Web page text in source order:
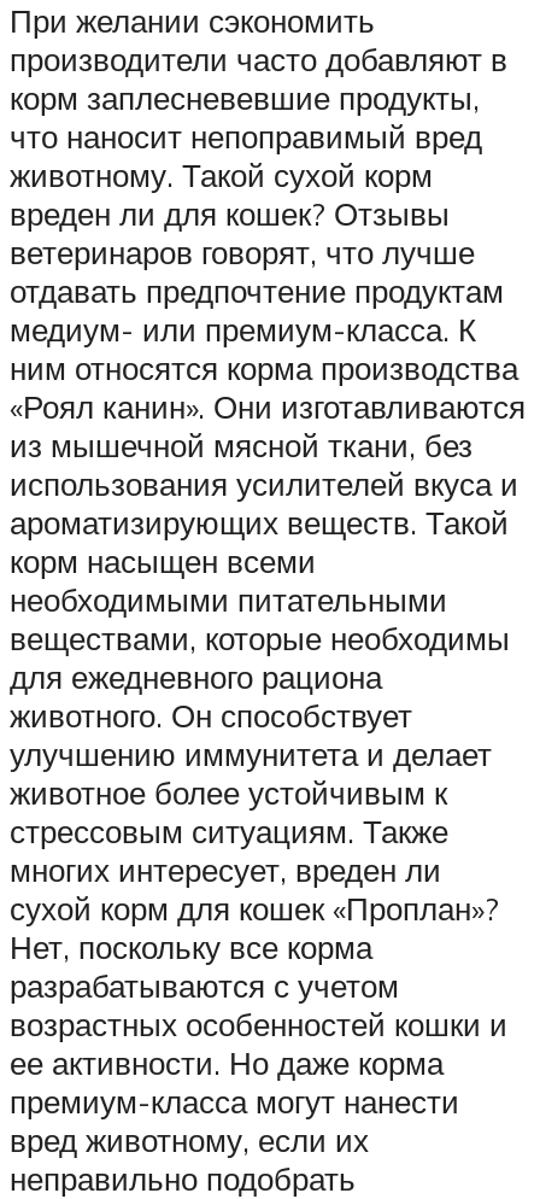
При желании сэкономить
производители часто добавляют в
корм заплесневевшие продукты,
что наносит непоправимый вред
животному. Такой сухой корм
вреден ли для кошек? Отзывы
ветеринаров говорят, что лучше
отдавать предпочтение продуктам
медиум- или премиум-класса. К
ним относятся корма производства
«Роял канин». Они изготавливаются
из мышечной мясной ткани, без
использования усилителей вкуса и
ароматизирующих веществ. Такой
корм насыщен всеми
необходимыми питательными
веществами, которые необходимы
для ежедневного рациона
животного. Он способствует
улучшению иммунитета и делает
животное более устойчивым к
стрессовым ситуациям. Также
многих интересует, вреден ли
сухой корм для кошек «Проплан»?
Нет, поскольку все корма
разрабатываются с учетом
возрастных особенностей кошки и
ее активности. Но даже корма
премиум-класса могут нанести
вред животному, если их
неправильно подобрать